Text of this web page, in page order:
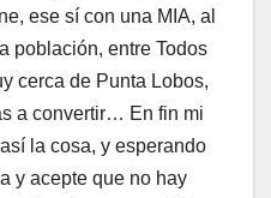
ese sí con una MIA, al
población, entre Todos
cerca de Punta Lobos,
a convertir… En fin mi
la cosa, y esperando
y acepte que no hay